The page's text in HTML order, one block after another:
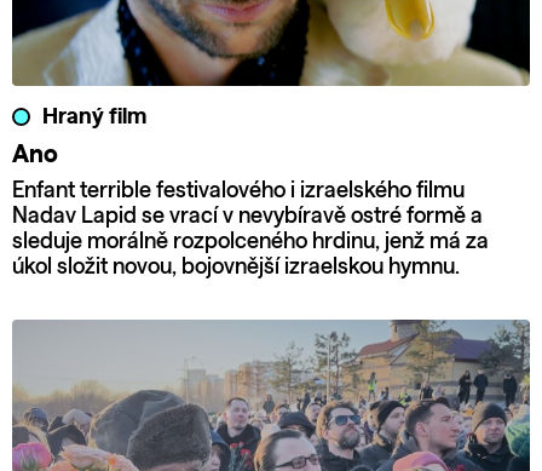
Hraný film
Ano
Enfant terrible festivalového i izraelského filmu
Nadav Lapid se vrací v nevybíravě ostré formě a
sleduje morálně rozpolceného hrdinu, jenž má za
úkol složit novou, bojovnější izraelskou hymnu.